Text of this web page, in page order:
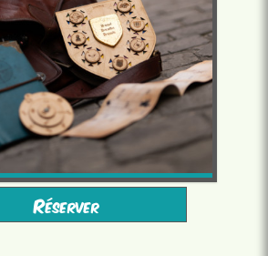
10 ans
2 à 6 joueurs
16,00 €/pers.
Réserver